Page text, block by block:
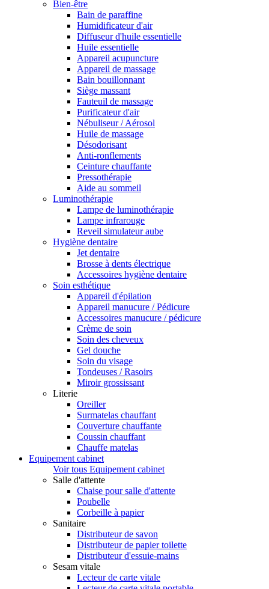
Bien-être
Bain de paraffine
Humidificateur d'air
Diffuseur d'huile essentielle
Huile essentielle
Appareil acupuncture
Appareil de massage
Bain bouillonnant
Siège massant
Fauteuil de massage
Purificateur d'air
Nébuliseur / Aérosol
Huile de massage
Désodorisant
Anti-ronflements
Ceinture chauffante
Pressothérapie
Aide au sommeil
Luminothérapie
Lampe de luminothérapie
Lampe infrarouge
Reveil simulateur aube
Hygiène dentaire
Jet dentaire
Brosse à dents électrique
Accessoires hygiène dentaire
Soin esthétique
Appareil d'épilation
Appareil manucure / Pédicure
Accessoires manucure / pédicure
Crème de soin
Soin des cheveux
Gel douche
Soin du visage
Tondeuses / Rasoirs
Miroir grossissant
Literie
Oreiller
Surmatelas chauffant
Couverture chauffante
Coussin chauffant
Chauffe matelas
Equipement cabinet
Voir tous Equipement cabinet
Salle d'attente
Chaise pour salle d'attente
Poubelle
Corbeille à papier
Sanitaire
Distributeur de savon
Distributeur de papier toilette
Distributeur d'essuie-mains
Sesam vitale
Lecteur de carte vitale